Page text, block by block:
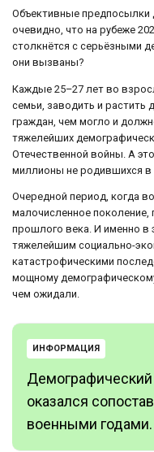
Объективные предпосылки
очевидно, что на рубеже
столкнётся с серьёзными
они вызваны?
Каждые 25–27 лет во
семьи, заводить и растить
граждан, чем могло и
тяжелейших
Отечественной войны. А
миллионы не родившихся в
Очередной период, когда
малочисленное поколение,
прошлого века. И именно в
тяжелейшим социально-
катастрофическими
мощному
чем ожидали.
ИНФОРМАЦИЯ
Демографический
оказался
военными годами.